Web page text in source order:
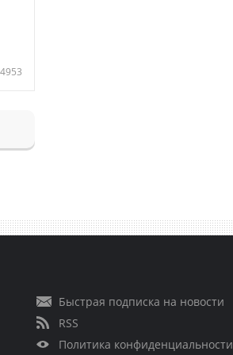
4953
Быстрая подписка на новости
RSS
Политика конфиденциальности